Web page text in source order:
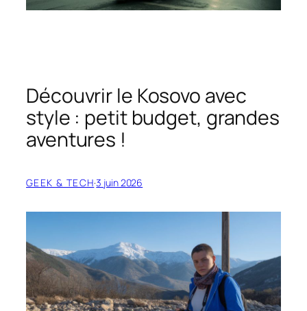
Découvrir le Kosovo avec
style : petit budget, grandes
aventures !
GEEK & TECH·3 juin 2026